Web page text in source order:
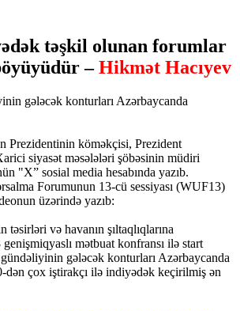
təşkil olunan forumlar
–Hikmət Hacıyev
gələcək konturları Azərbaycanda
Prezidentinin köməkçisi, Prezident
siyasət məsələləri şöbəsinin müdiri
"X” sosial media hesabında yazıb.
Forumunun 13-cü sessiyası (WUF13)
üzərində yazıb:
və havanın şıltaqlıqlarına
mətbuat konfransı ilə start
gələcək konturları Azərbaycanda
dən çox iştirakçı ilə indiyədək keçirilmiş ən